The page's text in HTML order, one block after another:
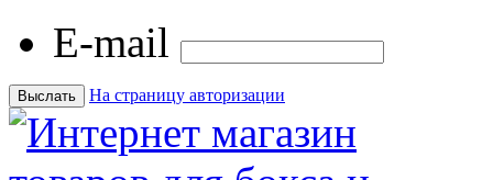
E-mail
На страницу авторизации